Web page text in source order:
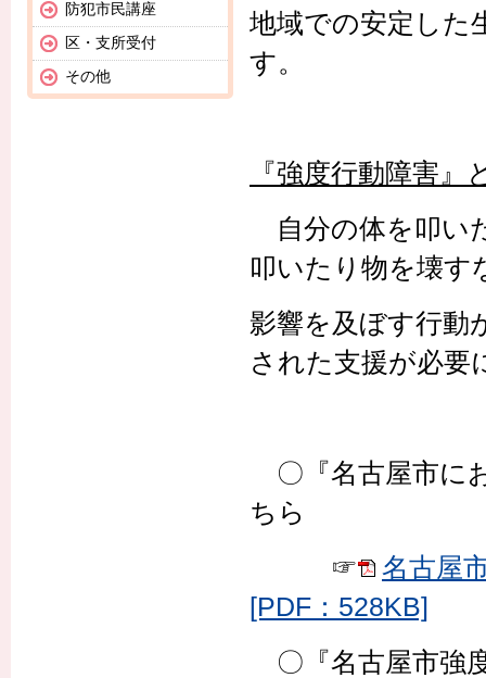
地域での安定した
す。
『強度行動障害』
自分の体を叩い
叩いたり物を壊す
影響を及ぼす行動
された支援が必要
〇『名古屋市に
ちら
☞
名古屋
[PDF：528KB]
〇『名古屋市強
防犯市民講座
区・支所受付
その他